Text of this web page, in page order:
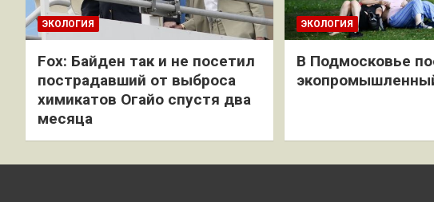
ЭКОЛОГИЯ
Fox: Байден так и не посетил
пострадавший от выброса
химикатов Огайо спустя два
месяца
ЭКОЛОГИЯ
В Подмосковье